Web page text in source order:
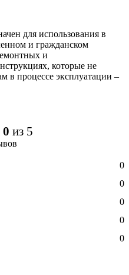
для использования в
и гражданском
и
которые не
в процессе эксплуатации –
0 из 5
0
0
0
0
0